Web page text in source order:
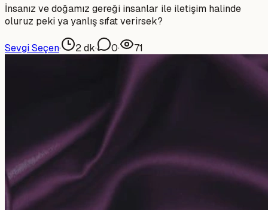
İnsanız ve doğamız gereği insanlar ile iletişim halinde
oluruz peki ya yanlış sıfat verirsek?
Sevgi Seçen· 2dk· 0· 71